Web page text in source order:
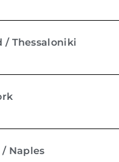
/ Thessaloniki
/ Naples